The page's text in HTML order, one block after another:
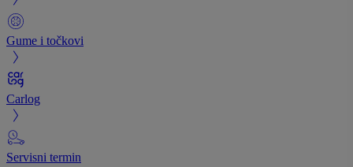
Gume i točkovi
Carlog
Servisni termin